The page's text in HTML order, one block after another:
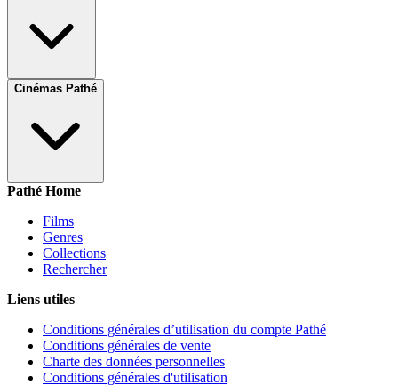
Cinémas Pathé
Pathé Home
Films
Genres
Collections
Rechercher
Liens utiles
Conditions générales d’utilisation du compte Pathé
Conditions générales de vente
Charte des données personnelles
Conditions générales d'utilisation